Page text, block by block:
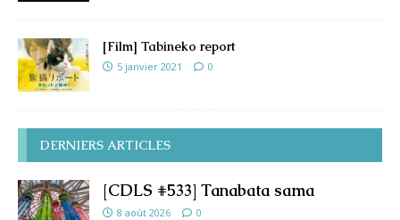
[Film] Tabineko report
5 janvier 2021 0
DERNIERS ARTICLES
[CDLS #533] Tanabata sama
8 août 2026 0